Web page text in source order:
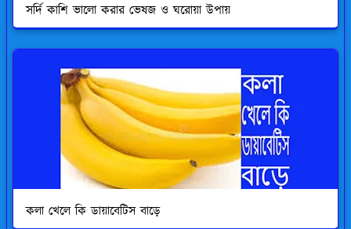
সর্দি কাশি ভালো করার ভেষজ ও ঘরোয়া উপায়
কলা খেলে কি ডায়াবেটিস বাড়ে